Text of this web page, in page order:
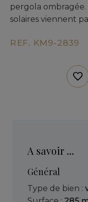
pergola
solaires viennent
REF. KM9-2839
A savoir ...
Général
Type de bien :